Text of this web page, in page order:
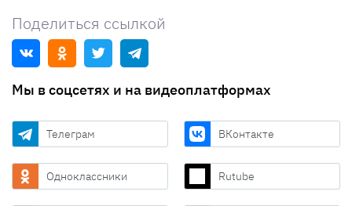
Поделиться ссылкой
Мы в соцсетях и на видеоплатформах
Телеграм ВКонтакте
Одноклассники Rutube